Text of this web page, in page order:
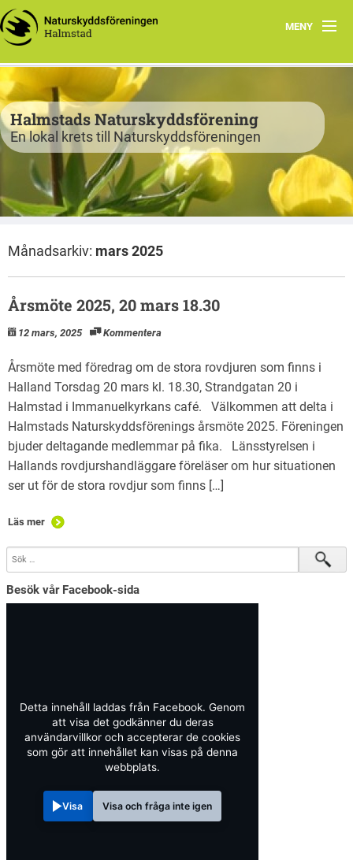
MENY
Program
Verksamhet
Björkelund
Om oss
Havsnätverk
Halmstads Naturskyddsförening
En lokal krets till Naturskyddsföreningen
Månadsarkiv: mars 2025
Årsmöte 2025, 20 mars 18.30
12 mars, 2025 Kommentera
Årsmöte med föredrag om de stora rovdjuren som finns i
Halland Torsdag 20 mars kl. 18.30, Strandgatan 20 i
Halmstad i Immanuelkyrkans café. Välkommen att delta i
Halmstads Naturskyddsförenings årsmöte 2025. Föreningen
bjuder deltagande medlemmar på fika. Länsstyrelsen i
Hallands rovdjurshandläggare föreläser om hur situationen
ser ut för de stora rovdjur som finns […]
Läs mer
Besök vår Facebook-sida
Detta innehåll laddas från Facebook. Genom
att visa det godkänner du deras
användarvillkor och accepterar de cookies
som gör att innehållet kan visas på denna
webbplats.
Visa Visa och fråga inte igen